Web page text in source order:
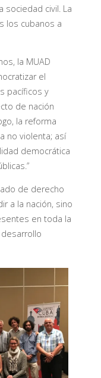
sociedad civil. La
los cubanos a
la MUAD
el
pacíficos y
de nación
la reforma
no violenta; así
democrática
de derecho
a la nación, sino
en toda la